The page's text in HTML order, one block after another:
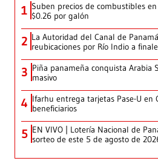
1 Suben precios de combustibles
$0.26 por galón
2 La Autoridad del Canal de
reubicaciones por Río Indio a
3 Piña panameña conquista Arabia
masivo
4 Ifarhu entrega tarjetas Pase-U en
beneficiarios
5 EN VIVO | Lotería Nacional de
sorteo de este 5 de agosto de